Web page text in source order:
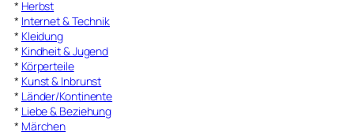
* Herbst
* Internet & Technik
* Kleidung
* Kindheit & Jugend
* Körperteile
* Kunst & Inbrunst
* Länder/Kontinente
* Liebe & Beziehung
* Märchen